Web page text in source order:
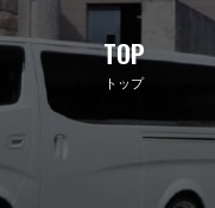
TOP
トップ